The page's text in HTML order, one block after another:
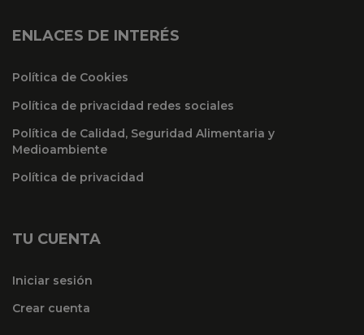
ENLACES DE INTERÉS
Política de Cookies
Política de privacidad redes sociales
Política de Calidad, Seguridad Alimentaria y
Medioambiente
Política de privacidad
TU CUENTA
Iniciar sesión
Crear cuenta